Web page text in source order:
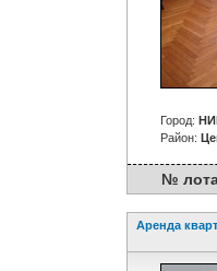
Город:
Район:
№ лота :
Аренда